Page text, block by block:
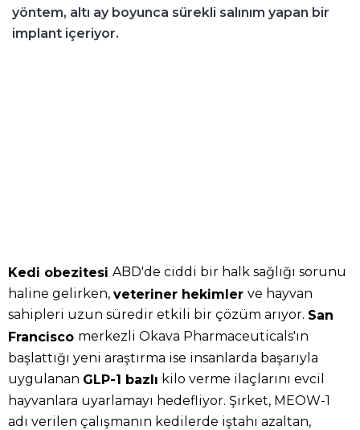
yöntem, altı ay boyunca sürekli salınım yapan bir
implant içeriyor.
Kedi obezitesi ABD'de ciddi bir halk sağlığı sorunu
haline gelirken, veteriner hekimler ve hayvan
sahipleri uzun süredir etkili bir çözüm arıyor. San
Francisco merkezli Okava Pharmaceuticals'ın
başlattığı yeni araştırma ise insanlarda başarıyla
uygulanan GLP-1 bazlı kilo verme ilaçlarını evcil
hayvanlara uyarlamayı hedefliyor. Şirket, MEOW-1
adı verilen çalışmanın kedilerde iştahı azaltan,